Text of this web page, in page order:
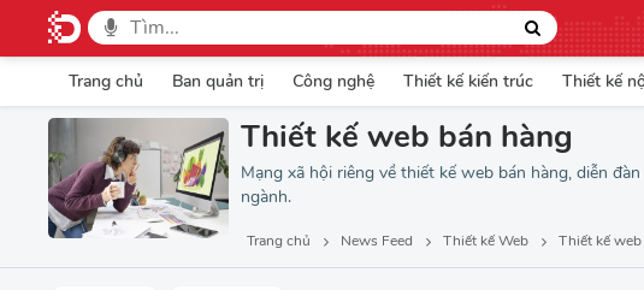
Trang chủ Ban quản trị Công nghệ Thiết kế kiến trúc Thiết kế
Thiết kế web bán hàng
Mạng xã hội riêng về thiết kế web bán hàng, diễn
ngành.
Trang chủ News Feed Thiết kế Web Thiết kế